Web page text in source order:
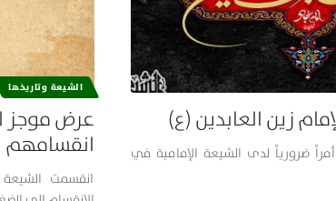
زين العابدين (ع)
ضرورياً لدى الشيعة الإمامية في
الشيعة وتاریخها
عرض موجز
انقسامهم
انقسمت